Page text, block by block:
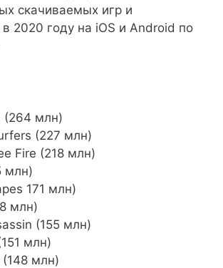
скачиваемых игр и
2020 году на iOS и Android по
(264 млн)
(227 млн)
Fire (218 млн)
млн)
171 млн)
млн)
(155 млн)
млн)
(148 млн)